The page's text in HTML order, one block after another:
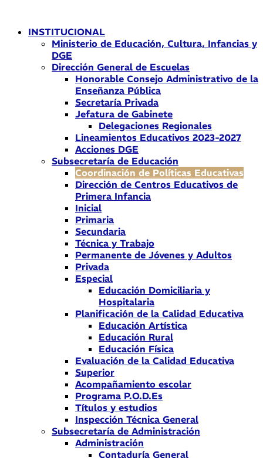
contenidoINSTITUCIONAL
Ministerio de Educación, Cultura, Infancias y
DGE
Dirección General de Escuelas
Honorable Consejo Administrativo de la
Enseñanza Pública
Secretaría Privada
Jefatura de Gabinete
Delegaciones Regionales
Lineamientos Educativos 2023-2027
Acciones DGE
Subsecretaría de Educación
Coordinación de Políticas Educativas
Dirección de Centros Educativos de
Primera Infancia
Inicial
Primaria
Secundaria
Técnica y Trabajo
Permanente de Jóvenes y Adultos
Privada
Especial
Educación Domiciliaria y
Hospitalaria
Planificación de la Calidad Educativa
Educación Artística
Educación Rural
Educación Física
Evaluación de la Calidad Educativa
Superior
Acompañamiento escolar
Programa P.O.D.Es
Títulos y estudios
Inspección Técnica General
Subsecretaría de Administración
Administración
Contaduría General